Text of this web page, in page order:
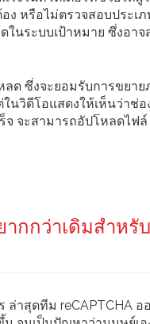
ง หรือไม่ตรวจสอบประเ
นระบบเป้าหมาย ซึ่งอาจ
ลด ซึ่งจะยอมรับการขยาย
นวิดีโอแสดงให้เห็นว่าช่อ
จะสามารถอัปโหลดไฟล์
กกว่าเดิมสำหรั
ล่าสุดทีม reCAPTCHA อ